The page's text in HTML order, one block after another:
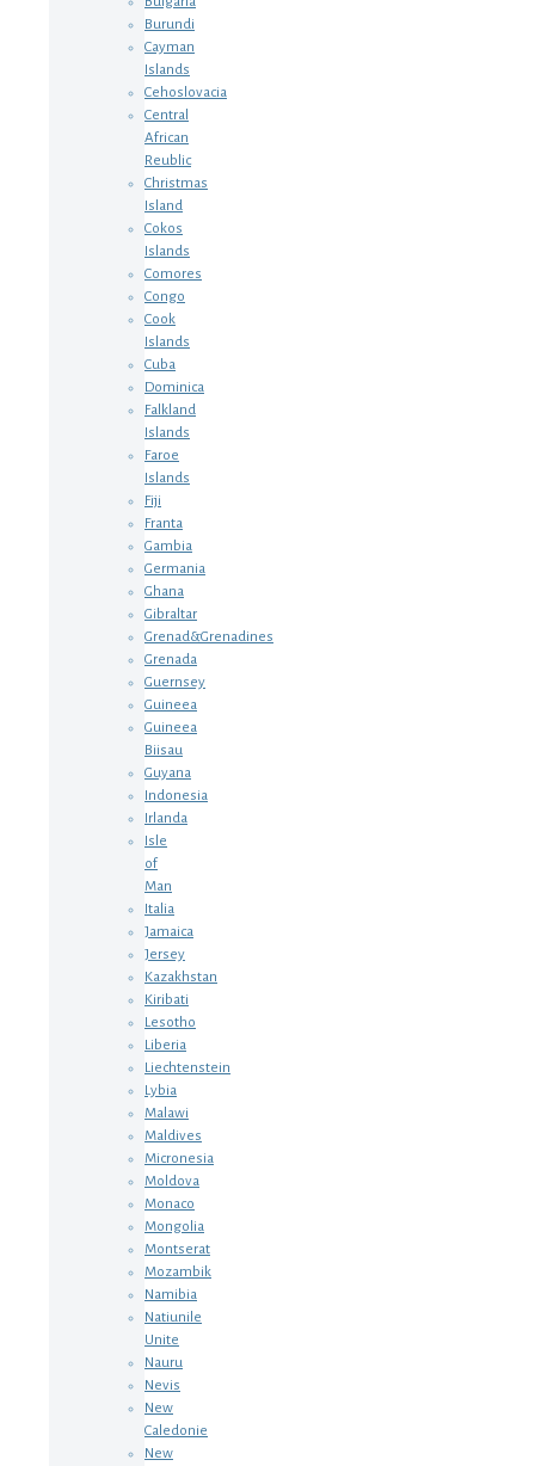
Burundi
Cayman
Islands
Cehoslovacia
Central
African
Reublic
Christmas
Island
Cokos
Islands
Comores
Congo
Cook
Islands
Cuba
Dominica
Falkland
Islands
Faroe
Islands
Fiji
Franta
Gambia
Germania
Ghana
Gibraltar
Grenad&Grenadines
Grenada
Guernsey
Guineea
Guineea
Biisau
Guyana
Indonesia
Irlanda
Isle
of
Man
Italia
Jamaica
Jersey
Kazakhstan
Kiribati
Lesotho
Liberia
Liechtenstein
Lybia
Malawi
Maldives
Micronesia
Moldova
Monaco
Mongolia
Montserat
Mozambik
Namibia
Natiunile
Unite
Nauru
Nevis
New
Caledonie
New